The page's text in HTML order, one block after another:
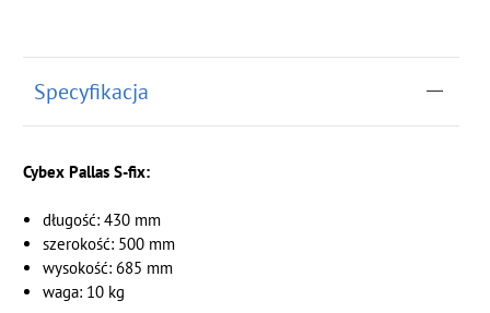
Specyfikacja
Cybex Pallas S-fix:
długość: 430 mm
szerokość: 500 mm
wysokość: 685 mm
waga: 10 kg